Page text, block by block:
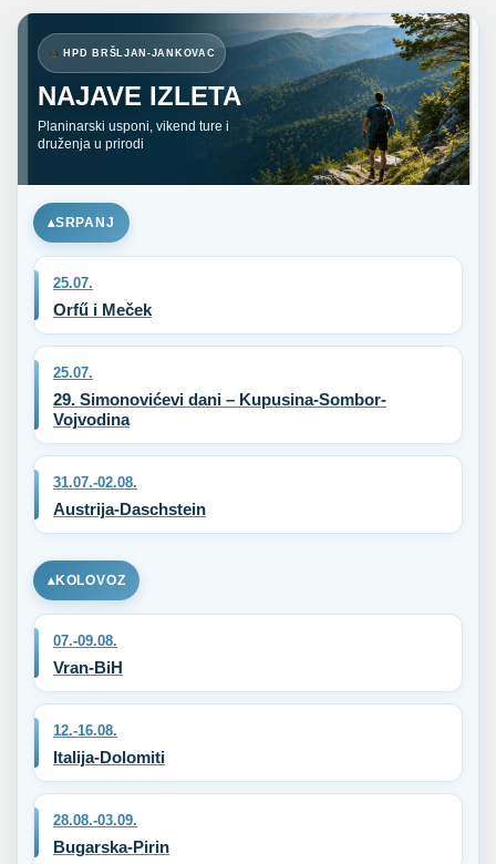
HPD BRŠLJAN-JANKOVAC
NAJAVE IZLETA
Planinarski usponi, vikend ture i
druženja u prirodi
SRPANJ
25.07.
Orfű i Meček
25.07.
29. Simonovićevi dani – Kupusina-Sombor-
Vojvodina
31.07.-02.08.
Austrija-Daschstein
KOLOVOZ
07.-09.08.
Vran-BiH
12.-16.08.
Italija-Dolomiti
28.08.-03.09.
Bugarska-Pirin